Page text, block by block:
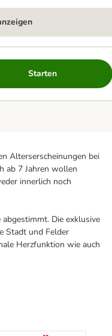
Starten
Alterserscheinungen bei
ab 7 Jahren wollen
innerlich noch
abgestimmt. Die exklusive
Stadt und Felder
Herzfunktion wie auch